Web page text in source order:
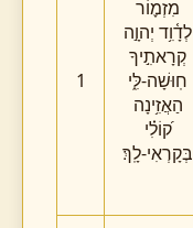
1
מִזְמ֪וֹר
לְדָ֫וִ֥ד יְהוָ֣ה
קְרָאתִ֣יךָ
חֽוּשָׁה-לִּ֑י
הַאֲזִ֥ינָה
ק֝וֹלִ֗י
בְּקָרְאִי-לָֽךְ׃